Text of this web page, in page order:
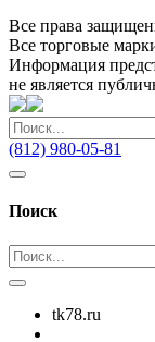
Все права
Все торговые
Информация
не является
(812) 980-05-81
Поиск
tk78.ru